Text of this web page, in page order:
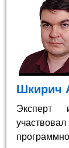
Шкирич
Эксперт